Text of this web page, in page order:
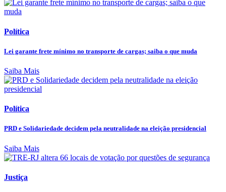
Política
Lei garante frete mínimo no transporte de cargas; saiba o que muda
Saiba Mais
Política
PRD e Solidariedade decidem pela neutralidade na eleição presidencial
Saiba Mais
Justiça